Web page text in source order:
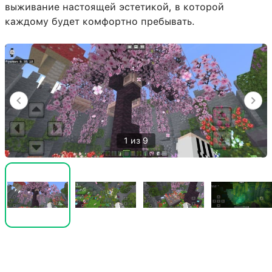
выживание настоящей эстетикой, в которой
каждому будет комфортно пребывать.
1 из 9